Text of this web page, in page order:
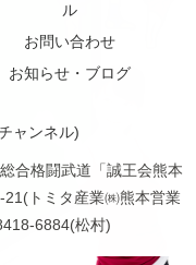
ル
お問い合わせ
お知らせ・ブログ
ャンネル)
合格闘武道「誠王会熊本
トミタ産業㈱熊本営業
6884(松村)